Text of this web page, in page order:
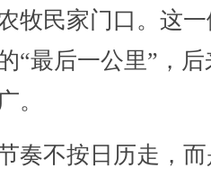
牧民家门口。这
“最后一公里”，后
。
不按日历走，而